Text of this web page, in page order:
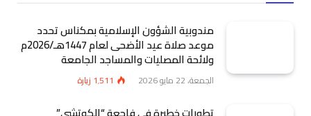
مندوبية الشؤون الإسلامية بمكناس تحدد
موعد صلاة عيد الأضحى لعام 1447هـ/2026م
ولائحة المصليات والمساجد الجامعة
الجمعة، 22 مايو 2026 1٬511 زيارة